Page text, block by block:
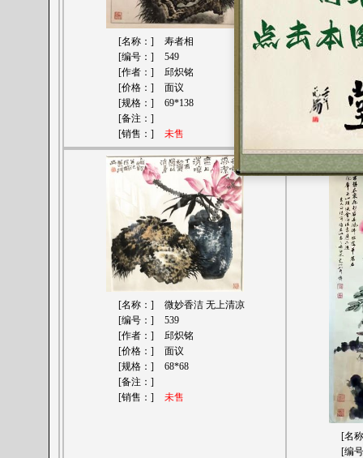
[名称：]
寿者相
[编号：]
549
[作者：]
邱炽铭
[价格：]
面议
[规格：]
69*138
[备注：]
[销售：]
未售
[名称：]
微妙香洁 无上清凉
[编号：]
539
[作者：]
邱炽铭
[价格：]
面议
[规格：]
68*68
[备注：]
[销售：]
未售
[名
[编